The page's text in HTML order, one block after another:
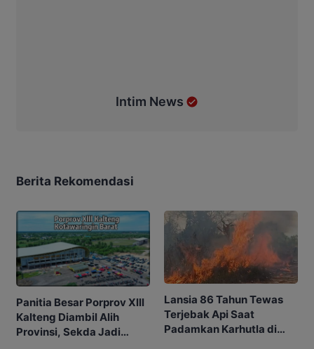
Intim News
Berita Rekomendasi
Panitia Besar Porprov Xlll
Kalteng Diambil Alih
Provinsi, Sekda Jadi
Lansia 86 Tahun Tewas
Terjebak Api Saat
Padamkan Karhutla di